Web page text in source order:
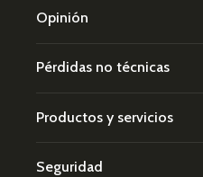
Opinión
Pérdidas no técnicas
Productos y servicios
Seguridad